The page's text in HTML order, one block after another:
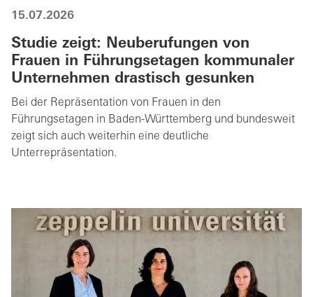
15.07.2026
Studie zeigt: Neuberufungen von
Frauen in Führungsetagen kommunaler
Unternehmen drastisch gesunken
Bei der Repräsentation von Frauen in den
Führungsetagen in Baden-Württemberg und bundesweit
zeigt sich auch weiterhin eine deutliche
Unterrepräsentation.